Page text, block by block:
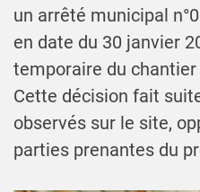
un arrêté municipal
en date du 30 janvier
temporaire du
Cette décision fait
observés sur le site,
parties prenantes du